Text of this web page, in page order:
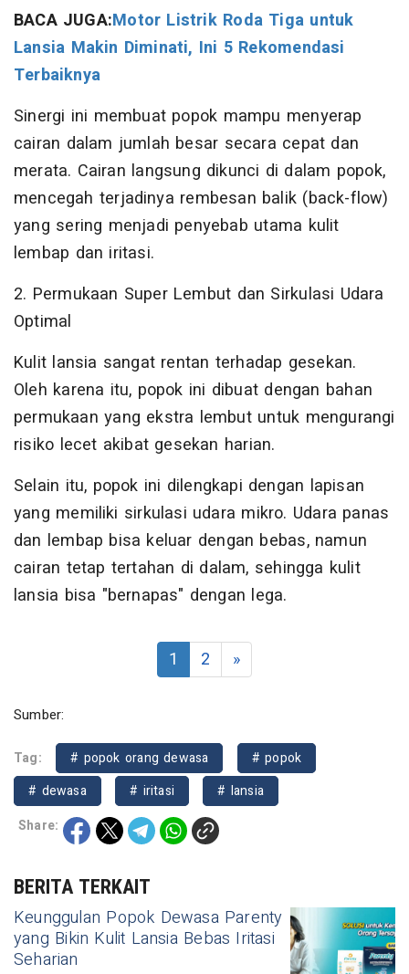
BACA JUGA:Motor Listrik Roda Tiga untuk
Lansia Makin Diminati, Ini 5 Rekomendasi
Terbaiknya
Sinergi ini membuat popok mampu menyerap
cairan dalam jumlah besar secara cepat dan
merata. Cairan langsung dikunci di dalam popok,
mencegah terjadinya rembesan balik (back-flow)
yang sering menjadi penyebab utama kulit
lembap dan iritasi.
2. Permukaan Super Lembut dan Sirkulasi Udara
Optimal
Kulit lansia sangat rentan terhadap gesekan.
Oleh karena itu, popok ini dibuat dengan bahan
permukaan yang ekstra lembut untuk mengurangi
risiko lecet akibat gesekan harian.
Selain itu, popok ini dilengkapi dengan lapisan
yang memiliki sirkulasi udara mikro. Udara panas
dan lembap bisa keluar dengan bebas, namun
cairan tetap tertahan di dalam, sehingga kulit
lansia bisa "bernapas" dengan lega.
1 2 »
Sumber:
Tag: # popok orang dewasa
# popok
# dewasa
# iritasi
# lansia
Share:
BERITA TERKAIT
Keunggulan Popok Dewasa Parenty
yang Bikin Kulit Lansia Bebas Iritasi
Seharian